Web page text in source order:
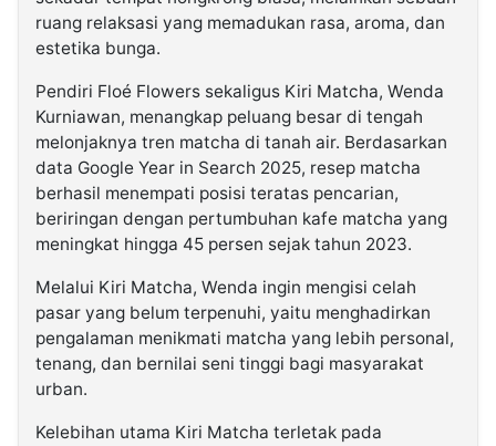
ruang relaksasi yang memadukan rasa, aroma, dan
estetika bunga.
Pendiri Floé Flowers sekaligus Kiri Matcha, Wenda
Kurniawan, menangkap peluang besar di tengah
melonjaknya tren matcha di tanah air. Berdasarkan
data Google Year in Search 2025, resep matcha
berhasil menempati posisi teratas pencarian,
beriringan dengan pertumbuhan kafe matcha yang
meningkat hingga 45 persen sejak tahun 2023.
Melalui Kiri Matcha, Wenda ingin mengisi celah
pasar yang belum terpenuhi, yaitu menghadirkan
pengalaman menikmati matcha yang lebih personal,
tenang, dan bernilai seni tinggi bagi masyarakat
urban.
Kelebihan utama Kiri Matcha terletak pada